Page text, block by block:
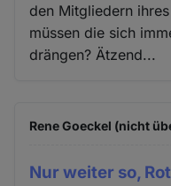
den Mitgliedern
müssen die sich
drängen? Ätzend...
Rene Goeckel (nicht
Nur weiter so,